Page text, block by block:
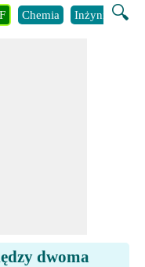
🔍
Chemia Inżynieria
dwoma